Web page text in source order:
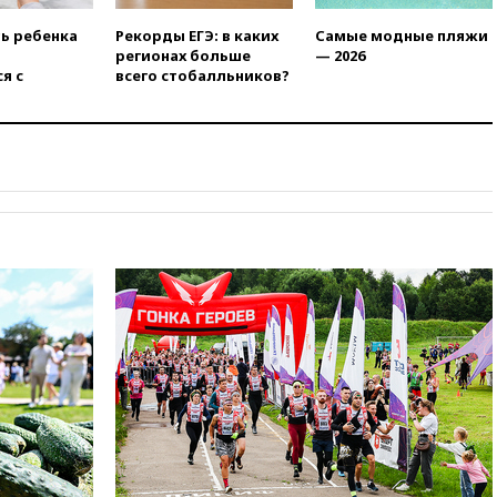
Таиланде погибли пять
человек
соглашения с Индонезией и
в России могут обязать
раздавать питьевую воду
бесплатно
10:41 Бывшая глава брокера
Mind Money Юлия Хандошко
признала свою вину
10:41Пашинян: Армения
понимает невозможность
одновременного членства в
ЕС и ЕАЭС
ребенка
с
Рекорды ЕГЭ: в каких
регионах больше
всего стобалльников?
Самые модные пляжи
— 2026